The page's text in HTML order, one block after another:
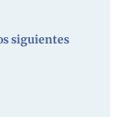
siguientes